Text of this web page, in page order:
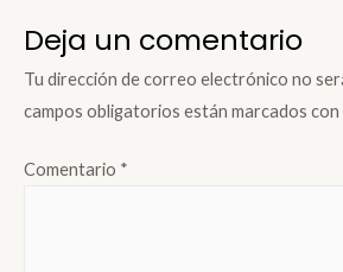
Deja un comentario
Tu dirección de correo electrónico no
campos obligatorios están marcados con
Comentario *